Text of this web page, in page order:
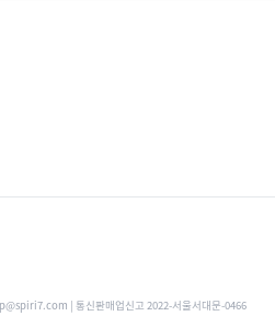
| 통신판매업신고 2022-서울서대문-0466